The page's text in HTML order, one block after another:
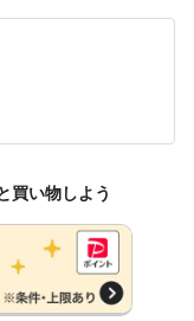
買い物しよう